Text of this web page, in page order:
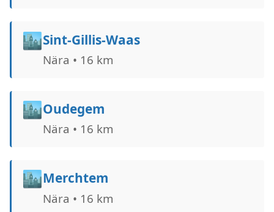
🏙️Sint-Gillis-Waas
Nära • 16 km
🏙️Oudegem
Nära • 16 km
🏙️Merchtem
Nära • 16 km